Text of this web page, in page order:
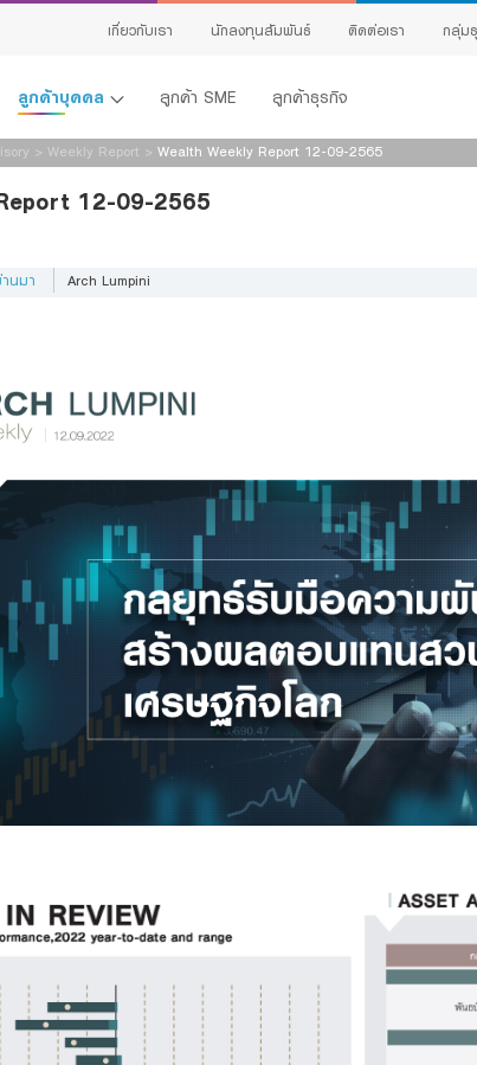
เกี่ยวกับเรา นักลงทุนสัมพันธ์ ติดต่อเรา กลุ่ม
ลูกค้าบุคคล ลูกค้า SME ลูกค้าธุรกิจ
เงินฝาก
ประกัน
บริการ
ดิจิทัลแบงก์กิ้ง
Family Banking
> Weekly Report > Wealth Weekly Report 12-09-2565
12-09-2565
นมา Arch Lumpini